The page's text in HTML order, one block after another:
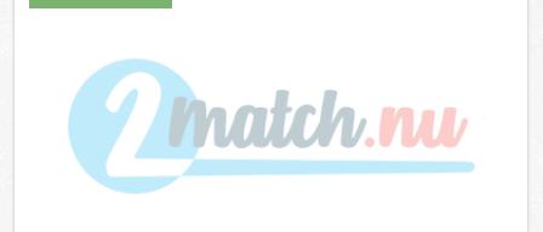
Hertogenbosch. Reageer dan voor 10 juni op dit
aanbod en vertel 2match.nu waarom juist jij mee
zou willen loten voor deze kaartjes. Op 11 juni laten
we je weten of je de gelukkige bent. Als je niet
ingeloot wordt dan kun je de kaarten kopen bij